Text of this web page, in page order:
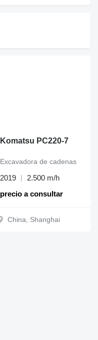
Komatsu PC220-7
precio a consultar
Excavadora de cadenas
2019 2.500 m/h
China, Shanghai